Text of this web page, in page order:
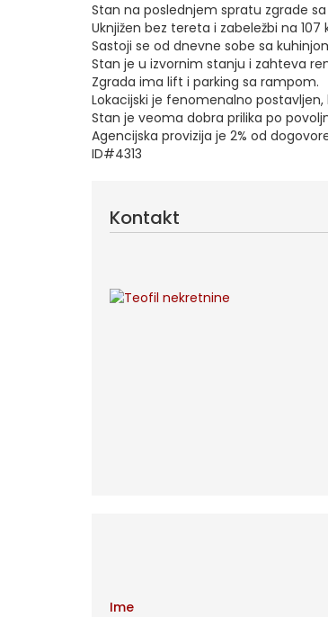
Stan na poslednjem spratu zgrade
Uknjižen bez tereta i zabeležbi na
Sastoji se od dnevne sobe sa
Stan je u izvornim stanju i zahteva
Zgrada ima lift i parking sa rampom.
Lokacijski je fenomenalno
Stan je veoma dobra prilika po
Agencijska provizija je 2% od
ID#4313
Kontakt
Ime